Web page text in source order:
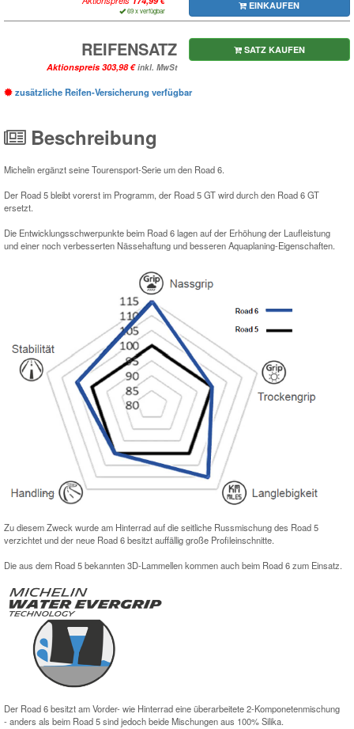
69 x verfügbar EINKAUFEN
REIFENSATZ
Aktionspreis inkl. MwSt
SATZ KAUFEN
zusätzliche Reifen-Versicherung verfügbar
Beschreibung
Michelin ergänzt seine Tourensport-Serie um den Road 6.
Der Road 5 bleibt vorerst im Programm, der Road 5 GT wird durch den Road 6 GT
ersetzt.
Die Entwicklungsschwerpunkte beim Road 6 lagen auf der Erhöhung der Laufleistung
und einer noch verbesserten Nässehaftung und besseren Aquaplaning-Eigenschaften.
Zu diesem Zweck wurde am Hinterrad auf die seitliche Russmischung des Road 5
verzichtet und der neue Road 6 besitzt auffällig große Profileinschnitte.
Die aus dem Road 5 bekannten 3D-Lammellen kommen auch beim Road 6 zum Einsatz.
Der Road 6 besitzt am Vorder- wie Hinterrad eine überarbeitete 2-Komponetenmischung
- anders als beim Road 5 sind jedoch beide Mischungen aus 100% Silika.